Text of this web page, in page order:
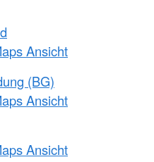
Ansicht
(BG)
Ansicht
Ansicht